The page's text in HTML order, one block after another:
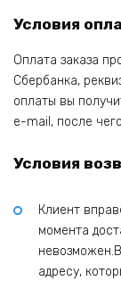
Условия
Оплата заказа
Сбербанка,
оплаты вы
e-mail, после
Условия
Клиент
момента
адресу,